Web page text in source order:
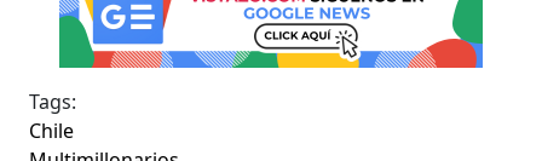
Tags:
Chile